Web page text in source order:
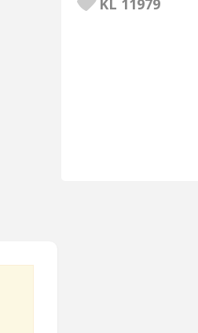
KL 11979